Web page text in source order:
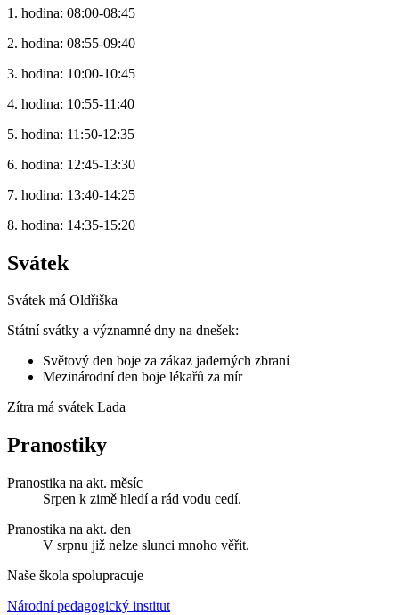
1. hodina: 08:00-08:45
2. hodina: 08:55-09:40
3. hodina: 10:00-10:45
4. hodina: 10:55-11:40
5. hodina: 11:50-12:35
6. hodina: 12:45-13:30
7. hodina: 13:40-14:25
8. hodina: 14:35-15:20
Svátek
Svátek má Oldřiška
Státní svátky a významné dny na dnešek:
Světový den boje za zákaz jaderných zbraní
Mezinárodní den boje lékařů za mír
Zítra má svátek Lada
Pranostiky
Pranostika na akt. měsíc
Srpen k zimě hledí a rád vodu cedí.
Pranostika na akt. den
V srpnu již nelze slunci mnoho věřit.
Naše škola spolupracuje
Národní pedagogický institut